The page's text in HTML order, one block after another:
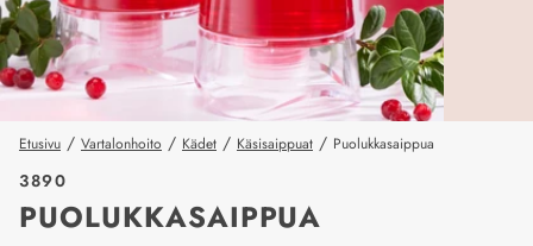
Etusivu / Vartalonhoito / Kädet / Käsisaippuat / Puolukkasaippua
3890
PUOLUKKASAIPPUA